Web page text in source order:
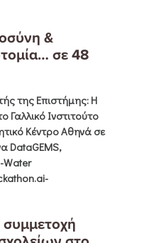
&
σε 48
της Επιστήμης: Η
Γαλλικό Ινστιτούτο
Κέντρο Αθηνά σε
DataGEMS,
Water